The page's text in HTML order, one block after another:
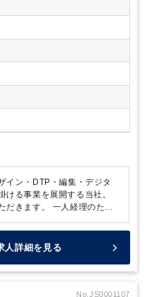
やすい環境。
どのデザイン・DTP・編
タルで手掛ける当社。
あり、東京書籍、数研出
をいただいています。
イン・DTP・編集・デジタ
ける事業を展開する当社。
だきます。
一人経理のた
理業務を進めていただくた
ん。 会社の土台を支える経理
人詳細を見る
No.JS0001107